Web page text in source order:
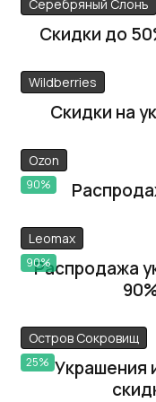
Серебряный Слонъ
Скидки до
Wildberries
Скидки на
Ozon
90%
Leomax
90%
Распродажа
Остров Сокровищ
25% Украшения